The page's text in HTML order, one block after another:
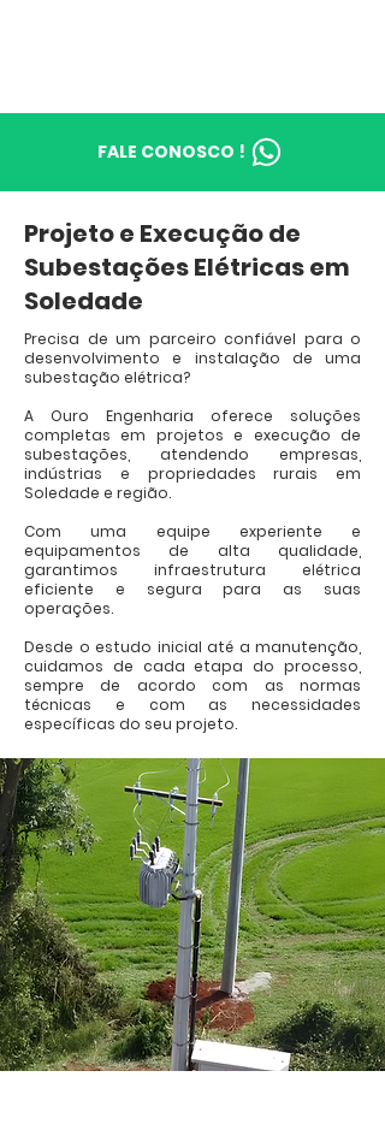
FALE CONOSCO !
Projeto e Execução de
Subestações Elétricas em
Soledade
Precisa de um parceiro confiável para o
desenvolvimento e instalação de uma
subestação elétrica?
A Ouro Engenharia oferece soluções
completas em projetos e execução de
subestações, atendendo empresas,
indústrias e propriedades rurais em
Soledade e região.
Com uma equipe experiente e
equipamentos de alta qualidade,
garantimos infraestrutura elétrica
eficiente e segura para as suas
operações.
Desde o estudo inicial até a manutenção,
cuidamos de cada etapa do processo,
sempre de acordo com as normas
técnicas e com as necessidades
específicas do seu projeto.